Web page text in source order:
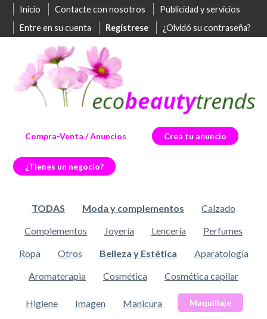
Inicio Contacte con nosotros
Publicidad y servicios
Entre en su cuenta
Regístrese ¿Olvidó su contraseña?
Compra-Venta / Anuncios Crea tu anuncio
¿Tienes un negocio?
TODAS Moda y complementos
Calzado
Complementos
Joyería Lencería
Perfumes
Ropa
Otros Belleza y Estética
Aparatología
Aromaterapia
Cosmética Cosmética capilar
Higiene Imagen Manicura Maquillaje